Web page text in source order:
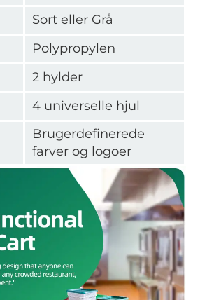
Sort eller Grå
Polypropylen
2 hylder
4 universelle hjul
Brugerdefinerede
farver og logoer